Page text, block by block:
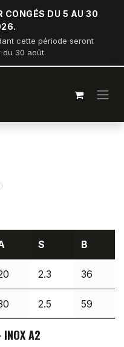
CONGÉS DU 5 AU 30
cette période seront
30 août.
S B
2.3 36
2.5 59
A2